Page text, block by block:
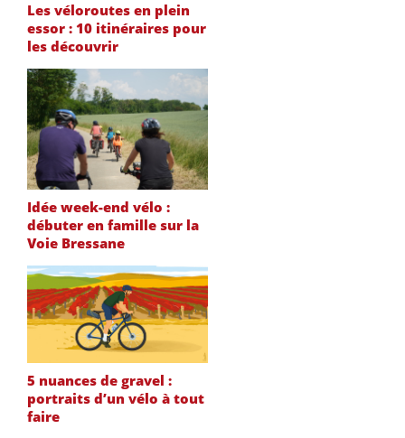
Les véloroutes en plein
essor : 10 itinéraires pour
les découvrir
Idée week-end vélo :
débuter en famille sur la
Voie Bressane
5 nuances de gravel :
portraits d’un vélo à tout
faire